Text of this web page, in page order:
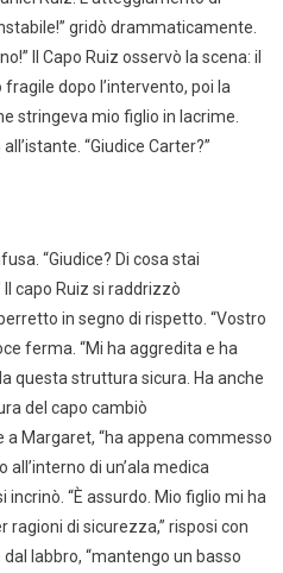
gridò drammaticamente.
Il Capo Ruiz osservò la scena: il
dopo l’intervento, poi la
stringeva mio figlio in lacrime.
“Giudice Carter?”
“Giudice? Di cosa stai
capo Ruiz si raddrizzò
in segno di rispetto. “Vostro
ferma. “Mi ha aggredita e ha
questa struttura sicura. Ha anche
del capo cambiò
a Margaret, “ha appena commesso
di un’ala medica
“È assurdo. Mio figlio mi ha
ragioni di sicurezza,” risposi con
labbro, “mantengo un basso